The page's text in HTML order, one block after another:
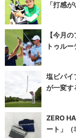
「打感
【今月
トゥル
塩ビパイ
が一変す
ZERO
ート」（